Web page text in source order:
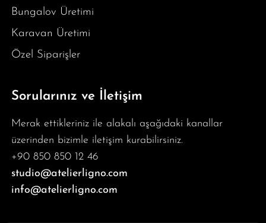
Bungalov Üretimi
Karavan Üretimi
Özel Siparişler
Sorularınız ve İletişim
Merak ettikleriniz ile alakalı aşağıdaki kanallar
üzerinden bizimle iletişim kurabilirsiniz.
+90 850 850 12 46
studio@atelierligno.com
info@atelierligno.com